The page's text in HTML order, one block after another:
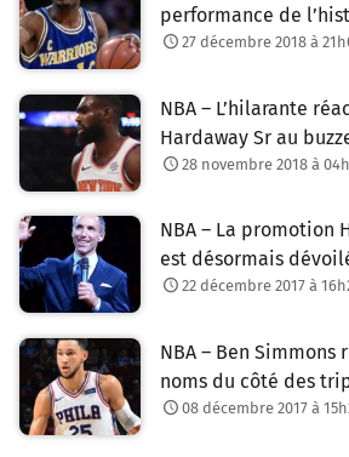
performance de
27 décembre 2018 à
NBA – L’hilarante
Hardaway Sr au
28 novembre 2018 à
NBA – La promotion
est désormais
22 décembre 2017 à
NBA – Ben Simmons
noms du côté des
08 décembre 2017 à